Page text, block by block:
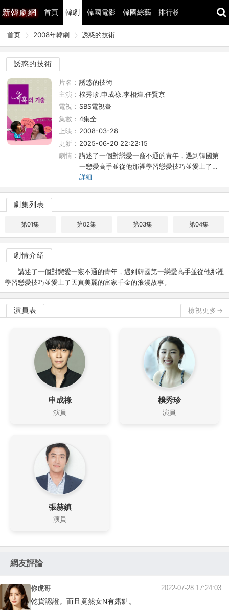
新韓劇網 首頁 韓劇 韓國電影 韓國綜藝 排行榜
首页 2008年韓劇 誘惑的技術
誘惑的技術
片名： 誘惑的技術
主演： 樸秀珍,申成祿,李相燁,任賢京
電視： SBS電視臺
集數： 4集全
上映： 2008-03-28
更新： 2025-06-20 22:22:15
劇情： 講述了一個對戀愛一竅不通的青年，遇到韓國第
一戀愛高手並從他那裡學習戀愛技巧並愛上了…
詳細
劇集列表
第01集 第02集 第03集 第04集
劇情介紹
講述了一個對戀愛一竅不通的青年，遇到韓國第一戀愛高手並從他那裡
學習戀愛技巧並愛上了天真美麗的富家千金的浪漫故事。
演員表 檢視更多→
申成祿
演員
樸秀珍
演員
張赫鎮
演員
網友評論
你虎哥 2022-07-28 17:24:03
乾貨認證。而且竟然女N有露點。